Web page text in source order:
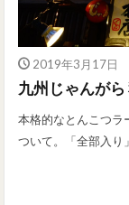
2019年3月17日
九州じゃんが
本格的なとんこつラ
ついて。「全部入り